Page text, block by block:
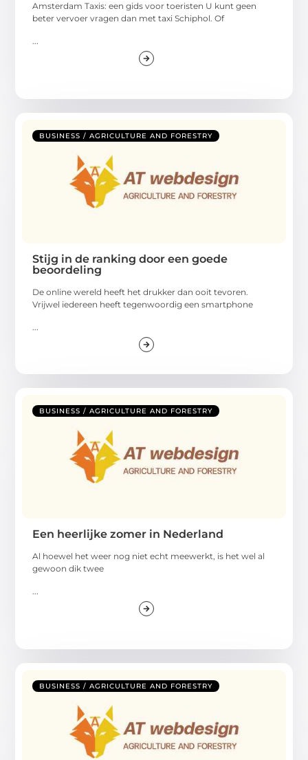
Amsterdam Taxis: een gids voor toeristen U kunt geen
beter vervoer vragen dan met taxi Schiphol. Of
BUSINESS / AGRICULTURE AND FORESTRY
Stijg in de ranking door een goede
beoordeling
De online wereld heeft het drukker dan ooit tevoren.
Vrijwel iedereen heeft tegenwoordig een smartphone
BUSINESS / AGRICULTURE AND FORESTRY
Een heerlijke zomer in Nederland
Al hoewel het weer nog niet echt meewerkt, is het wel al
gewoon dik twee
BUSINESS / AGRICULTURE AND FORESTRY